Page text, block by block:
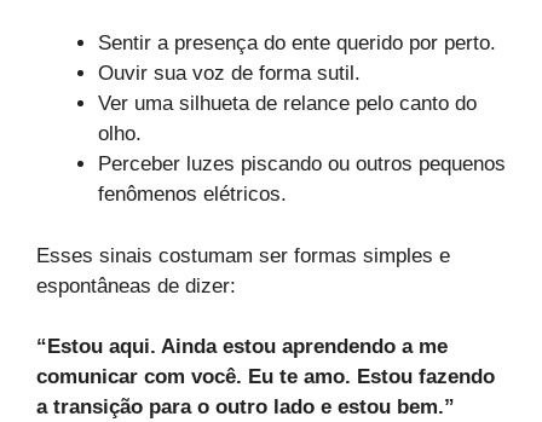
Sentir a presença do ente querido por perto.
Ouvir sua voz de forma sutil.
Ver uma silhueta de relance pelo canto do
olho.
Perceber luzes piscando ou outros pequenos
fenômenos elétricos.
Esses sinais costumam ser formas simples e
espontâneas de dizer:
“Estou aqui. Ainda estou aprendendo a me
comunicar com você. Eu te amo. Estou fazendo
a transição para o outro lado e estou bem.”